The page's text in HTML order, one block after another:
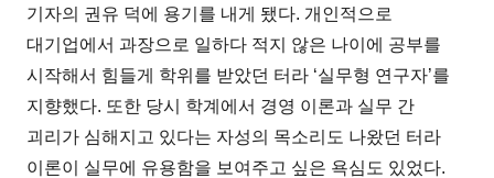
기자의 권유 덕에 용기를 내게 됐다. 개인적으로
대기업에서 과장으로 일하다 적지 않은 나이에 공부를
시작해서 힘들게 학위를 받았던 터라 ‘실무형 연구자’를
지향했다. 또한 당시 학계에서 경영 이론과 실무 간
괴리가 심해지고 있다는 자성의 목소리도 나왔던 터라
이론이 실무에 유용함을 보여주고 싶은 욕심도 있었다.